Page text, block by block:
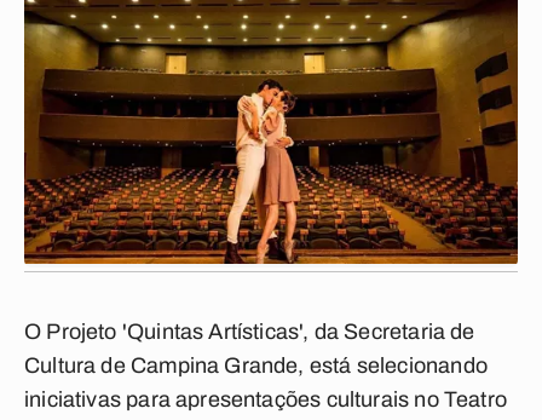
O Projeto 'Quintas Artísticas', da Secretaria de
Cultura de Campina Grande, está selecionando
iniciativas para apresentações culturais no Teatro